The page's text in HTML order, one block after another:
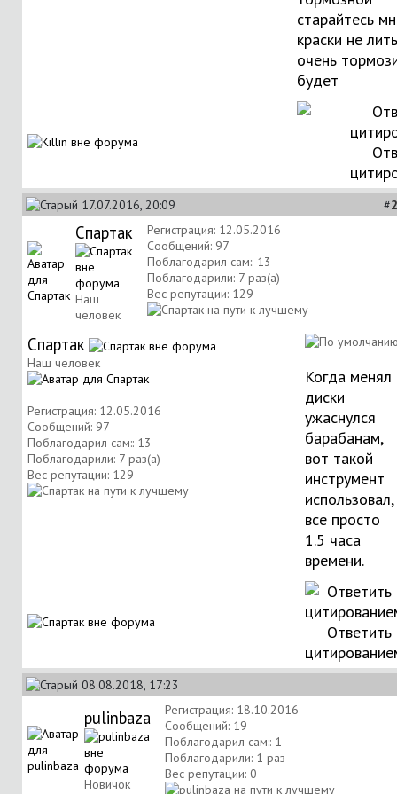
старайтесь
краски не
очень
будет
17.07.2016, 20:09 #
Спартак
Наш
человек
Регистрация: 12.05.2016
Сообщений: 97
Поблагодарил сам:: 13
Поблагодарили: 7 раз(а)
Вес репутации: 129
Спартак
Наш человек
Регистрация: 12.05.2016
Сообщений: 97
Поблагодарил сам:: 13
Поблагодарили: 7 раз(а)
Вес репутации: 129
Когда менял
диски
ужаснулся
барабанам,
вот такой
инструмент
использовал,
все просто
1.5 часа
времени.
Ответить
08.08.2018, 17:23
pulinbaza
Новичок
Регистрация: 18.10.2016
Сообщений: 19
Поблагодарил сам:: 1
Поблагодарили: 1 раз
Вес репутации: 0